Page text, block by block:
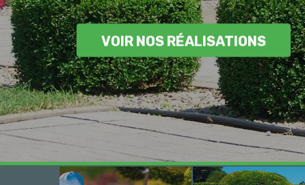
VOIR NOS RÉALISATIONS